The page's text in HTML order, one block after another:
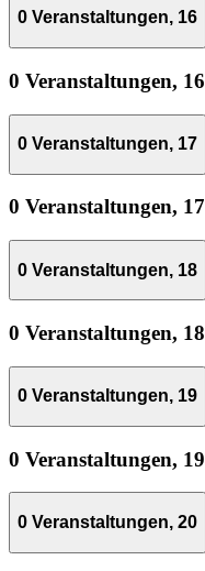
0 Veranstaltungen, 16
0 Veranstaltungen, 16
0 Veranstaltungen, 17
0 Veranstaltungen, 17
0 Veranstaltungen, 18
0 Veranstaltungen, 18
0 Veranstaltungen, 19
0 Veranstaltungen, 19
0 Veranstaltungen, 20